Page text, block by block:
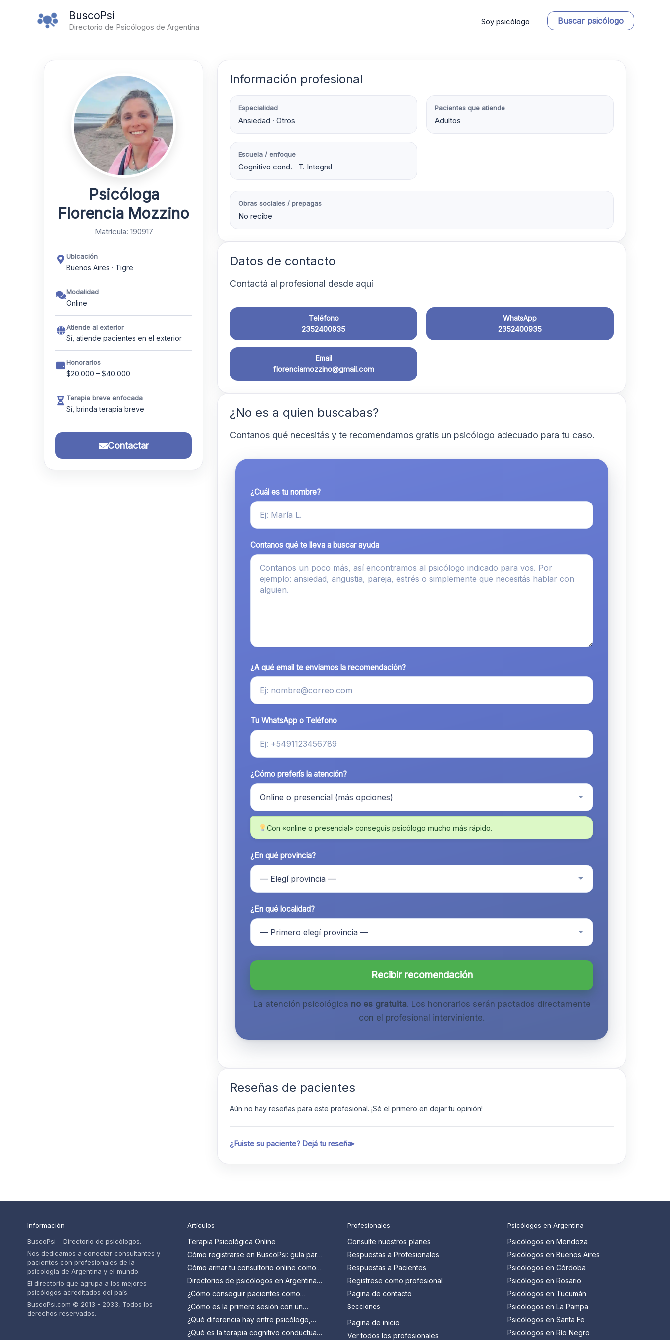
BuscoPsi
Directorio de Psicólogos de Argentina
Soy psicólogo Buscar psicólogo
Psicóloga
Florencia Mozzino
Matrícula: 190917
Ubicación
Buenos Aires · Tigre
Modalidad
Online
Atiende al exterior
Sí, atiende pacientes en el exterior
Honorarios
$20.000 – $40.000
Terapia breve enfocada
Sí, brinda terapia breve
Contactar
Información profesional
Especialidad
Ansiedad · Otros
Pacientes que atiende
Adultos
Escuela / enfoque
Cognitivo cond. · T. Integral
Obras sociales / prepagas
No recibe
Datos de contacto
Contactá al profesional desde aquí
Teléfono
2352400935
WhatsApp
2352400935
Email
florenciamozzino@gmail.com
¿No es a quien buscabas?
Contanos qué necesitás y te recomendamos gratis un psicólogo adecuado para tu caso.
¿Cuál es tu nombre?
Contanos qué te lleva a buscar ayuda
¿A qué email te enviamos la recomendación?
Tu WhatsApp o Teléfono
¿Cómo preferís la atención?
Con «online o presencial» conseguís psicólogo mucho más rápido.
¿En qué provincia?
¿En qué localidad?
Recibir recomendación
La atención psicológica no es gratuita. Los honorarios serán pactados directamente
con el profesional interviniente.
Reseñas de pacientes
Aún no hay reseñas para este profesional. ¡Sé el primero en dejar tu opinión!
¿Fuiste su paciente? Dejá tu reseña
Información
BuscoPsi – Directorio de psicólogos.
Nos dedicamos a conectar consultantes y
pacientes con profesionales de la
psicología de Argentina y el mundo.
El directorio que agrupa a los mejores
psicólogos acreditados del país.
BuscoPsi.com © 2013 - 2033, Todos los
derechos reservados.
Artículos
Terapia Psicológica Online
Cómo registrarse en BuscoPsi: guía para
psicólogos que quieren conseguir más
Cómo armar tu consultorio online como
psicólogo en Argentina: guía paso a
Directorios de psicólogos en Argentina:
cuáles son y cómo aprovecharlos
¿Cómo conseguir pacientes como
psicólogo en Argentina?
¿Cómo es la primera sesión con un
psicólogo? Todo lo que tenés que
saber
¿Qué diferencia hay entre psicólogo,
psiquiatra y psicoanalista?
¿Qué es la terapia cognitivo conductual
Profesionales
Consulte nuestros planes
Respuestas a Profesionales
Respuestas a Pacientes
Registrese como profesional
Pagina de contacto
Secciones
Pagina de inicio
Ver todos los profesionales
Psicólogos en Argentina
Psicólogos en Mendoza
Psicólogos en Buenos Aires
Psicólogos en Córdoba
Psicólogos en Rosario
Psicólogos en Tucumán
Psicólogos en La Pampa
Psicólogos en Santa Fe
Psicólogos en Río Negro